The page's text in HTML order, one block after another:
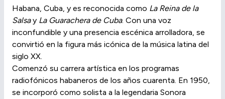
Habana, Cuba, y es reconocida como La Reina de la
Salsay La Guarachera de Cuba. Con una voz
inconfundible y una presencia escénica arrolladora, se
convirtió en la figura más icónica de la música latina del
siglo XX.
Comenzó su carrera artística en los programas
radiofónicos habaneros de los años cuarenta. En 1950,
se incorporó como solista a la legendaria Sonora